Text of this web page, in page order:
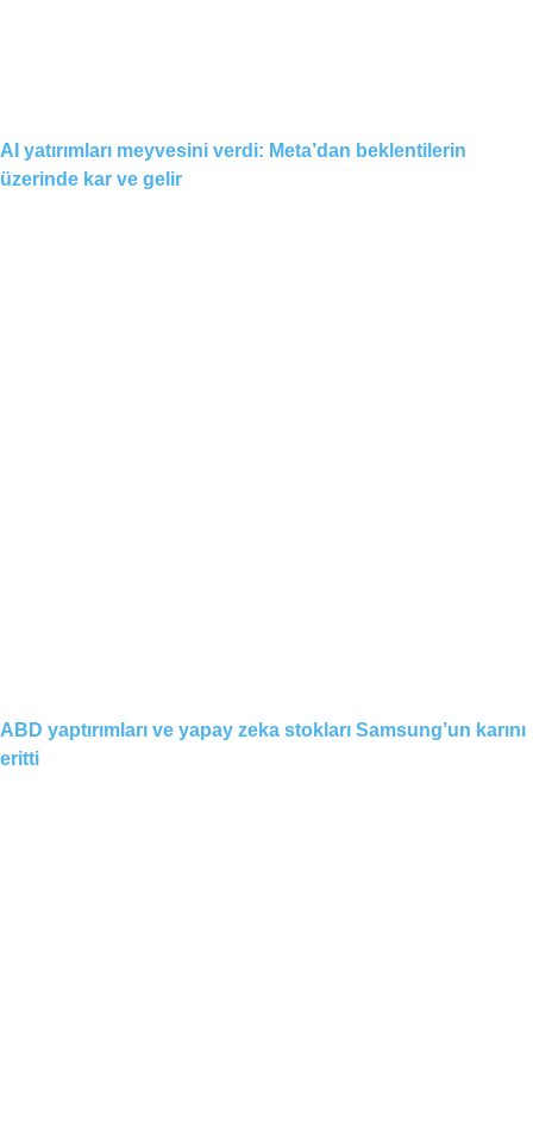
AI yatırımları meyvesini verdi: Meta’dan beklentilerin
üzerinde kar ve gelir
ABD yaptırımları ve yapay zeka stokları Samsung’un karını
eritti